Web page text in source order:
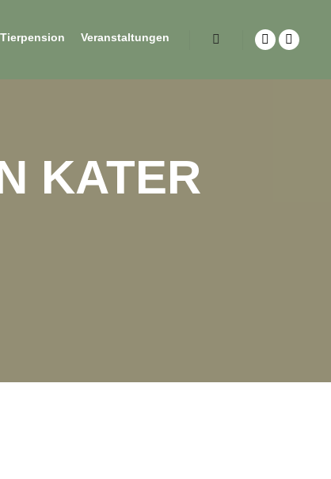
Tierpension Veranstaltungen
KATER